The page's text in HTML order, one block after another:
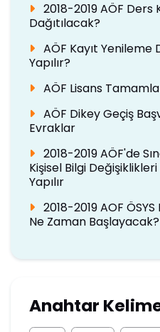
2018-2019 AÖF Ders
Dağıtılacak?
AÖF Kayıt Yenileme
Yapılır?
AÖF Lisans
AÖF Dikey Geçiş
Evraklar
2018-2019 AÖF'de
Kişisel Bilgi
Yapılır
2018-2019 AOF
Ne Zaman Başlayacak?
Anahtar